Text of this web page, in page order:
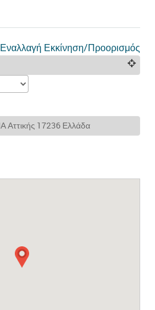
Εναλλαγή Εκκίνηση/Προορισμός